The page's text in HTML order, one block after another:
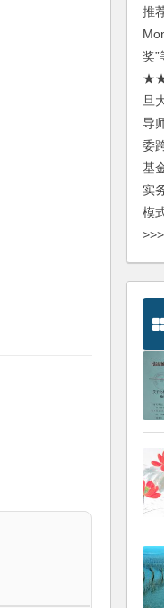
推
奖”
旦
导
委
基
实
模